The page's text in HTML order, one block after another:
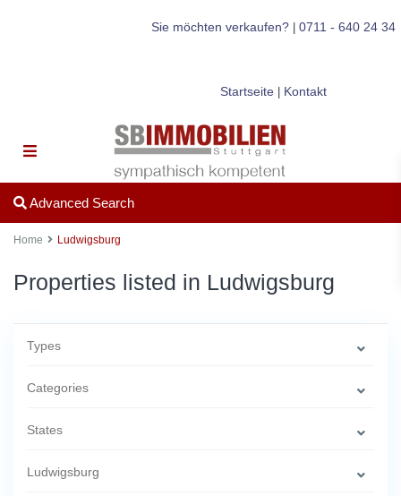
Sie möchten verkaufen?| 0711 - 640 24 34
Startseite| Kontakt
Advanced Search
Home Ludwigsburg
Properties listed in Ludwigsburg
Types
Categories
States
Ludwigsburg